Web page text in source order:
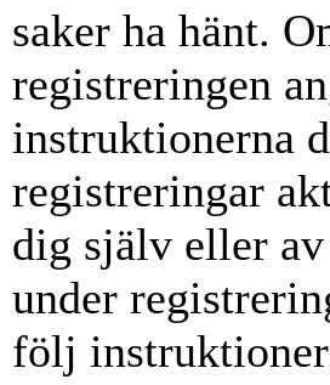
saker ha hänt.
registreringen
instruktionerna
registreringar
dig själv eller
under
följ